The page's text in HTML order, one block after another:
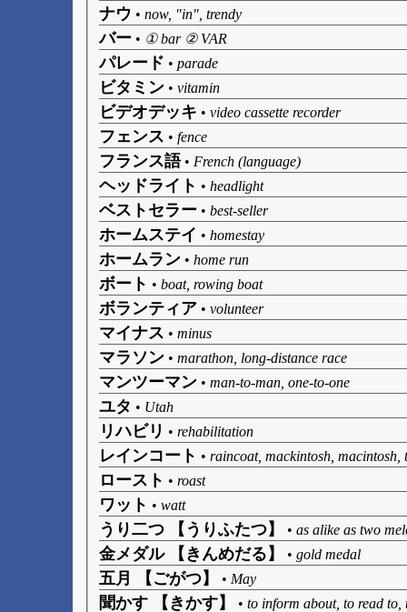
ナウ • now, "in", trendy
バー • ① bar ② VAR
パレード • parade
ビタミン • vitamin
ビデオデッキ • video cassette recorder
フェンス • fence
フランス語• French (language)
ヘッドライト • headlight
ベストセラー • best-seller
ホームステイ • homestay
ホームラン • home run
ボート • boat, rowing boat
ボランティア • volunteer
マイナス • minus
マラソン • marathon, long-distance race
マンツーマン • man-to-man, one-to-one
ユタ • Utah
リハビリ • rehabilitation
レインコート • raincoat, mackintosh, macintosh,
ロースト • roast
ワット • watt
うり二つ 【うりふたつ】 • as alike as two
金メダル 【きんめだる】 • gold medal
五月 【ごがつ】 • May
聞かす 【きかす】 • to inform about, to read to,